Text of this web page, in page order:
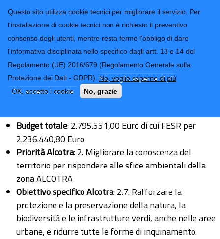
Questo sito utilizza cookie tecnici per migliorare il servizio. Per
l'installazione di cookie tecnici non è richiesto il preventivo
consenso degli utenti, mentre resta fermo l'obbligo di dare
l'informativa disciplinata nello specifico dagli artt. 13 e 14 del
Regolamento (UE) 2016/679 (Regolamento Generale sulla
Protezione dei Dati - GDPR). No, voglio saperne di più
OK, accetto i cookie
No, grazie
Provincia di
Imperia
CONTATTI-URP
TRASPARENZA
Form di ricerca
I partners e i budget di progetto
Budget totale: 2.795.551,00 Euro di cui FESR per
2.236.440,80 Euro
Priorità Alcotra: 2. Migliorare la conoscenza del
territorio per rispondere alle sfide ambientali della
zona ALCOTRA
Obiettivo specifico Alcotra: 2.7. Rafforzare la
protezione e la preservazione della natura, la
biodiversità e le infrastrutture verdi, anche nelle aree
urbane, e ridurre tutte le forme di inquinamento.